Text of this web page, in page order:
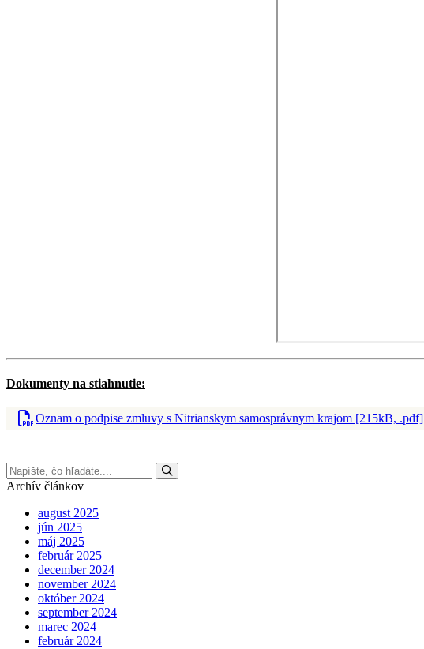
Dokumenty na stiahnutie:
Oznam o podpise zmluvy s Nitrianskym samosprávnym krajom [215kB, .pdf]
Archív článkov
august 2025
jún 2025
máj 2025
február 2025
december 2024
november 2024
október 2024
september 2024
marec 2024
február 2024